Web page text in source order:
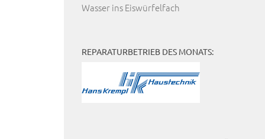
Wasser ins Eiswürfelfach
REPARATURBETRIEB DES MONATS: